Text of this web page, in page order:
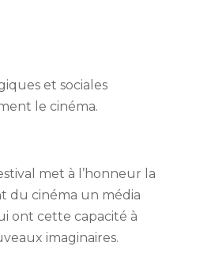
et sociales
le cinéma.
met à l’honneur la
du cinéma un média
ont cette capacité à
imaginaires.